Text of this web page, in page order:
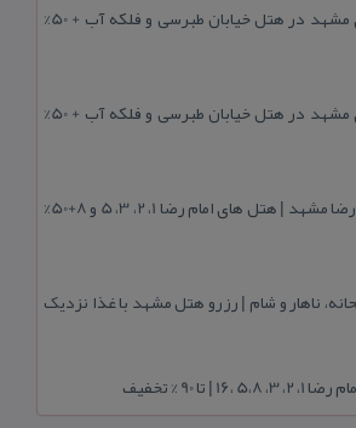
لیست هتل آپارتمان های مشهد در هتل خیابان طبرسی و فلکه آب + 50%
لیست هتل آپارتمان های مشهد در هتل خیابان طبرسی و فلکه آب + 50%
رزرو هتل در خیابان امام رضا مشهد | هتل‌ های امام رضا 1، 2، 3، 5 و 8+50%
ناهار و شام | رزرو هتل مشهد با غذا نزدیک
90 % تخفیف